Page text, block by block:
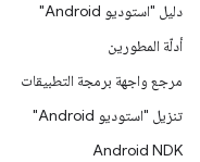
دليل "استوديو Android"
أدلّة المطورين
مرجع واجهة برمجة التطبيقات
تنزيل "استوديو Android"
Android NDK